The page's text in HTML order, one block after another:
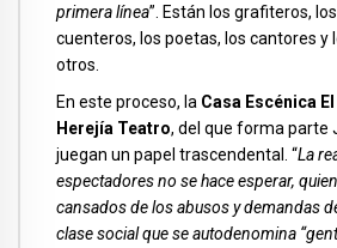
primera línea”. Están los grafiteros,
cuenteros, los poetas, los cantores y
otros.
En este proceso, la Casa Escénica
Herejía Teatro, del que forma parte
juegan un papel trascendental. “La
espectadores no se hace esperar,
cansados de los abusos y demandas
clase social que se autodenomina